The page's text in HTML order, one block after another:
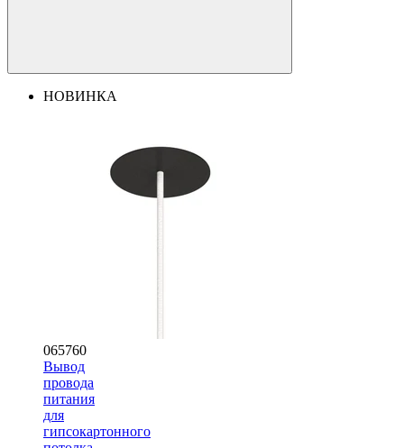
НОВИНКА
065760
Вывод
провода
питания
для
гипсокартонного